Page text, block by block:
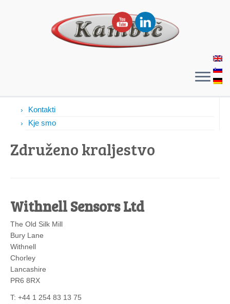
Kontakti
Kje smo
Združeno kraljestvo
Withnell Sensors Ltd
The Old Silk Mill
Bury Lane
Withnell
Chorley
Lancashire
PR6 8RX
T: +44 1 254 83 13 75